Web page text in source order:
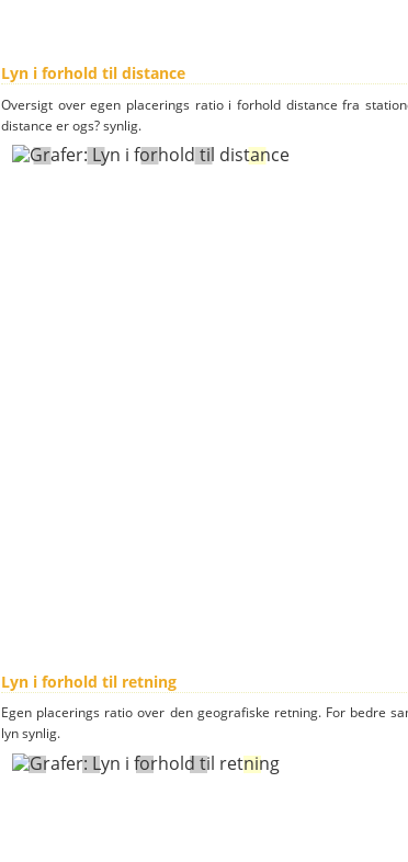
Lyn i forhold til distance
Oversigt over egen placerings ratio i forhold distance fra
distance er ogs? synlig.
Lyn i forhold til retning
Egen placerings ratio over den geografiske retning. For bedre
lyn synlig.